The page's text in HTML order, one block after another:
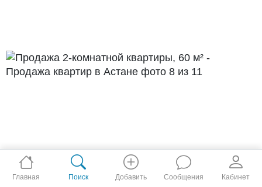
Главная Поиск Добавить Сообщения Кабинет